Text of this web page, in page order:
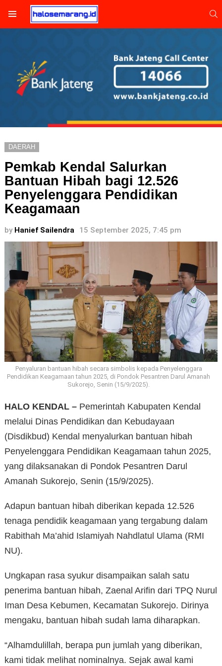
DAERAH
Pemkab Kendal Salurkan
Bantuan Hibah bagi 12.526
Penyelenggara Pendidikan
Keagamaan
by Hanief Sailendra 15 September 2025, 7:45 pm
Penyaluran bantuan hibah secara simbolis kepada Penyelenggara
Pendidikan Keagamaan tahun 2025, di Pondok Pesantren Darul Amanah
Sukorejo, Senin (15/9/2025).
HALO KENDAL – Pemerintah Kabupaten Kendal
melalui Dinas Pendidikan dan Kebudayaan
(Disdikbud) Kendal menyalurkan bantuan hibah
Penyelenggara Pendidikan Keagamaan tahun 2025,
yang dilaksanakan di Pondok Pesantren Darul
Amanah Sukorejo, Senin (15/9/2025).
Adapun bantuan hibah diberikan kepada 12.526
tenaga pendidik keagamaan yang tergabung dalam
Rabithah Ma’ahid Islamiyah Nahdlatul Ulama (RMI
NU).
Ungkapan rasa syukur disampaikan salah satu
penerima bantuan hibah, Zaenal Arifin dari TPQ Nurul
Iman Desa Kebumen, Kecamatan Sukorejo. Dirinya
mengaku, bantuan hibah sudah lama diharapkan.
“Alhamdulillah, berapa pun jumlah yang diberikan,
kami tidak melihat nominalnya. Sejak awal kami